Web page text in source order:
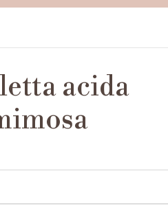
acida